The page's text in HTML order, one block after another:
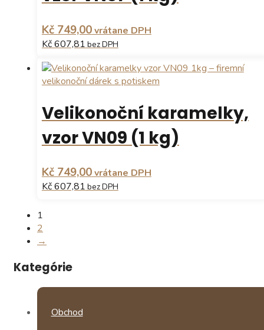
Kč 749,00vrátane DPH
Kč 607,81 bez DPH
Velikonoční karamelky,
vzor VN09 (1 kg)
Kč 749,00vrátane DPH
Kč 607,81 bez DPH
1
2
→
Kategórie
Obchod